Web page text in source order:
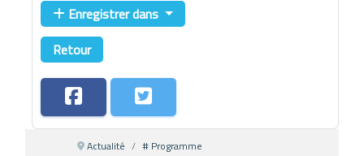
Enregistrer dans
Retour
Actualité
# Programme